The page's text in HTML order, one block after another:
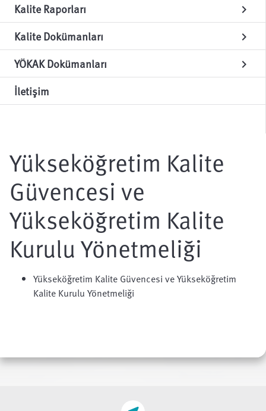
Kalite Raporları chevron_right
Kalite Dokümanları chevron_right
YÖKAK Dokümanları chevron_right
İletişim
Yükseköğretim Kalite
Güvencesi ve
Yükseköğretim Kalite
Kurulu Yönetmeliği
Yükseköğretim Kalite Güvencesi ve Yükseköğretim
Kalite Kurulu Yönetmeliği